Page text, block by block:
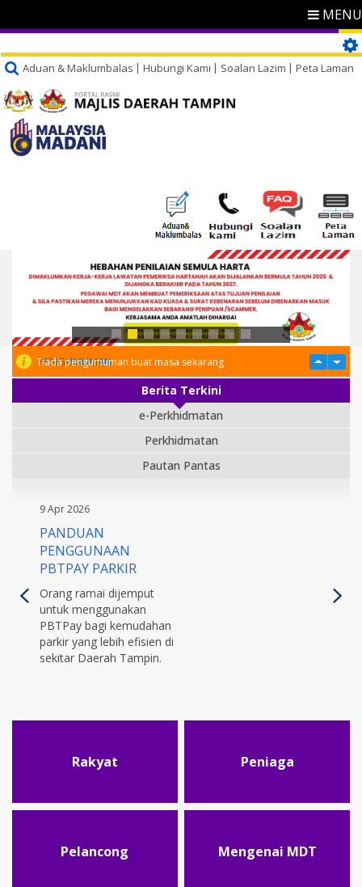
MENU
Aduan & Maklumbalas Hubungi Kami Soalan Lazim Peta Laman
PENGUMUMAN
Tiada pengumuman buat masa sekarang
Berita Terkini
e-Perkhidmatan
Perkhidmatan
Pautan Pantas
9 Apr 2026
PANDUAN
PENGGUNAAN
PBTPAY PARKIR
Orang ramai dijemput
untuk menggunakan
PBTPay bagi kemudahan
parkir yang lebih efisien di
sekitar Daerah Tampin.
Rakyat Peniaga
Pelancong Mengenai MDT